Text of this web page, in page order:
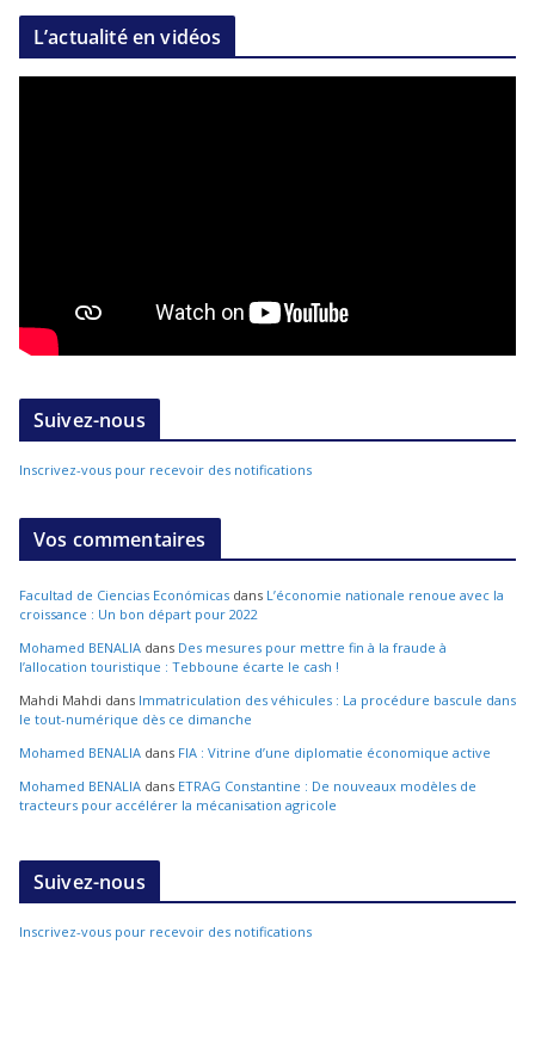
L’actualité en vidéos
Suivez-nous
Inscrivez-vous pour recevoir des notifications
Vos commentaires
Facultad de Ciencias Económicas dans L’économie nationale renoue avec la
croissance : Un bon départ pour 2022
Mohamed BENALIA dans Des mesures pour mettre fin à la fraude à
l’allocation touristique : Tebboune écarte le cash !
Mahdi Mahdi dans Immatriculation des véhicules : La procédure bascule dans
le tout-numérique dès ce dimanche
Mohamed BENALIA dans FIA : Vitrine d’une diplomatie économique active
Mohamed BENALIA dans ETRAG Constantine : De nouveaux modèles de
tracteurs pour accélérer la mécanisation agricole
Suivez-nous
Inscrivez-vous pour recevoir des notifications